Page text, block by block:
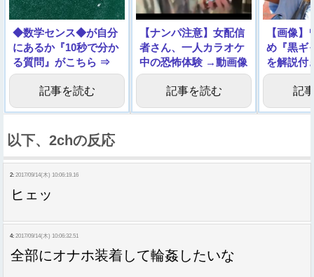
◆数学センス◆が自分
にあるか『10秒で分か
る質問』がこちら ⇒
記事を読む
【ナンパ注意】女配信
者さん、一人カラオケ
中の恐怖体験 →動画像
記事を読む
【画像
め『黒ギ
を解説付
いく
記
以下、2chの反応
2: 2017/09/14(木) 10:06:19.16
ヒェッ
4: 2017/09/14(木) 10:06:32.51
全部にオナホ装着して輪姦したいな